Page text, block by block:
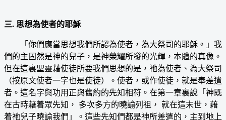
三. 思想為使者的耶穌
「你們應當思想我們所認為使者，為大祭司的耶穌。」我
們的主固然是神的兒子，是神榮耀所發的光輝，本體的真像。
但在這裏聖靈藉使徒所要我們思想的是，祂為使者、為大祭司
（按原文使者一字也是使徒）。使者，或作使徒，就是奉差遣
者。這名字與功用正與舊約的先知相符。在第一章裏說「神既
在古時藉着眾先知， 多次多方的曉諭列祖， 就在這末世，藉
着祂兒子曉諭我們」。這些先知們都是神所差遣的，主到地上